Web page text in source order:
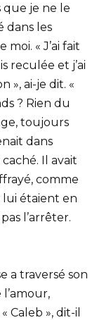
que je ne le
dans les
« J’ai fait
reculée et j’ai
», ai-je dit. «
? Rien du
toujours
dans
Il avait
comme
lui étaient en
l’arrêter.
a traversé son
Caleb », dit-il